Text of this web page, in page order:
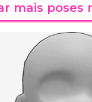
mais poses